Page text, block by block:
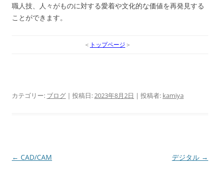
職人技、人々がものに対する愛着や文化的な価値を再発見する
ことができます。
＜ トップページ ＞
カテゴリー: ブログ | 投稿日:2023年8月2日 | 投稿者: kamiya
投
← CAD/CAM デジタル →